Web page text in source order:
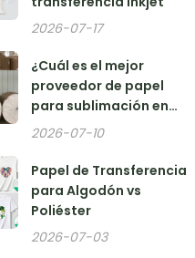
2026-07-17
¿Cuál es el mejor
proveedor de papel
para sublimación en
China?
2026-07-10
Papel de Transferencia
para Algodón vs
Poliéster
2026-07-03